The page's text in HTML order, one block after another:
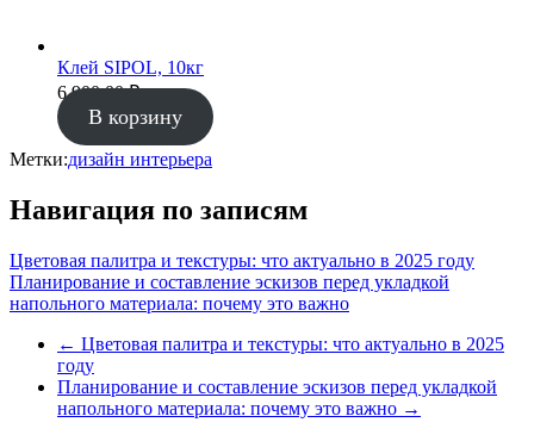
Клей SIPOL, 10кг
6 900.00₽
В корзину
Метки:дизайн интерьера
Навигация по записям
Цветовая палитра и текстуры: что актуально в 2025 году
Планирование и составление эскизов перед укладкой
напольного материала: почему это важно
← Цветовая палитра и текстуры: что актуально в 2025
году
Планирование и составление эскизов перед укладкой
напольного материала: почему это важно →